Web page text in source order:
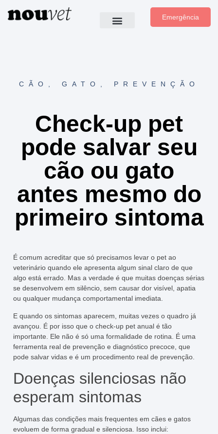
Emergência
CÃO GATO PREVENÇÃO
Check-up pet
pode salvar seu
cão ou gato
antes mesmo do
primeiro sintoma
É comum acreditar que só precisamos levar o pet ao
veterinário quando ele apresenta algum sinal claro de que
algo está errado. Mas a verdade é que muitas doenças sérias
se desenvolvem em silêncio, sem causar dor visível, apatia
ou qualquer mudança comportamental imediata.
E quando os sintomas aparecem, muitas vezes o quadro já
avançou. É por isso que o check-up pet anualé tão
importante. Ele não é só uma formalidade de rotina. É uma
ferramenta real de prevenção e diagnóstico precoce, que
pode salvar vidas e é um procedimento real de prevenção.
Doenças silenciosas não
esperam sintomas
Algumas das condições mais frequentes em cães e gatos
evoluem de forma gradual e silenciosa. Isso inclui: